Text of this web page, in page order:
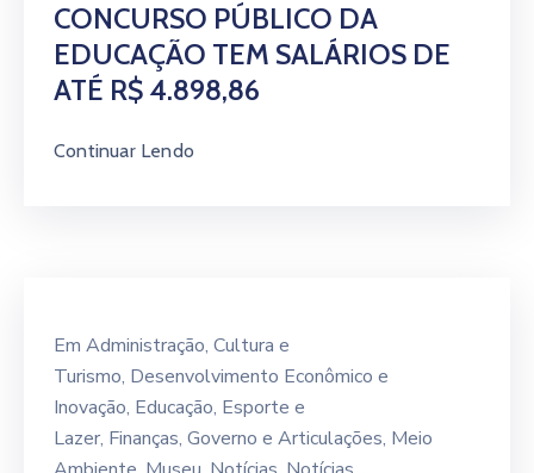
CONCURSO PÚBLICO DA
EDUCAÇÃO TEM SALÁRIOS DE
ATÉ R$ 4.898,86
Continuar Lendo
Em Administração‚ Cultura e
Turismo‚ Desenvolvimento Econômico e
Inovação‚ Educação‚ Esporte e
Lazer‚ Finanças‚ Governo e Articulações‚ Meio